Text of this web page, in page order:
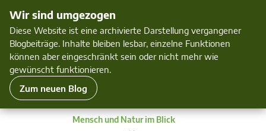
Wir sind umgezogen
Diese Website ist eine archivierte Darstellung vergangener
Blogbeiträge. Inhalte bleiben lesbar, einzelne Funktionen
können aber eingeschränkt sein oder nicht mehr wie
gewünscht funktionieren.
Zum neuen Blog
Mensch und Natur im Blick